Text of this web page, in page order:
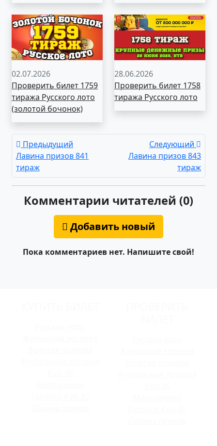
02.07.2026
Проверить билет 1759
тиража Русского лото
(золотой бочонок)
28.06.2026
Проверить билет 1758
тиража Русского лото
Предыдущий
Лавина призов 841
тираж
Следующий
Лавина призов 843
тираж
Комментарии читателей (0)
Добавить новый
Пока комментариев нет. Напишите свой!